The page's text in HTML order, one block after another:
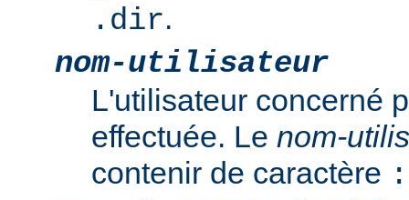
.dir.
nom-utilisateur
L'utilisateur concerné
effectuée. Le nom-
contenir de caractère :